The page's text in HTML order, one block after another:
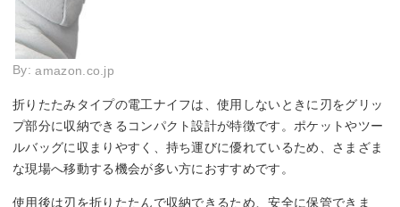
By:amazon.co.jp
折りたたみタイプの電工ナイフは、使用しないときに刃をグリッ
プ部分に収納できるコンパクト設計が特徴です。ポケットやツー
ルバッグに収まりやすく、持ち運びに優れているため、さまざま
な現場へ移動する機会が多い方におすすめです。
使用後は刃を折りたたんで収納できるため、安全に保管できま